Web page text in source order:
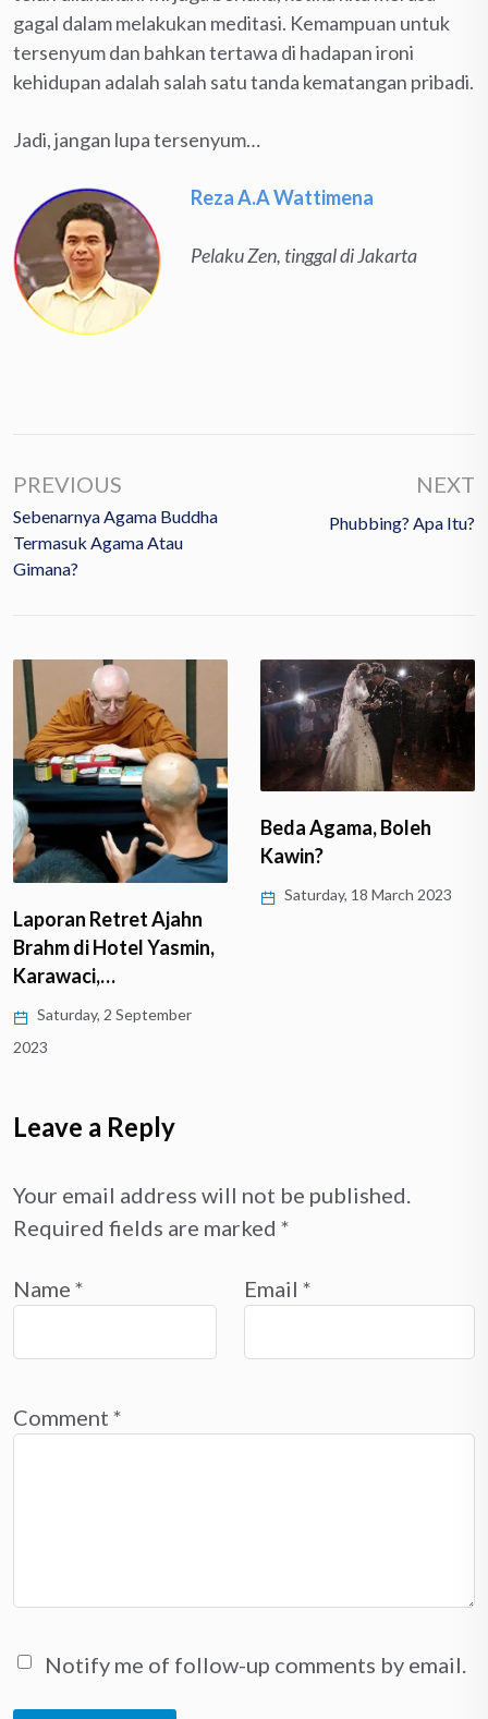
gagal dalam melakukan meditasi. Kemampuan untuk
tersenyum dan bahkan tertawa di hadapan ironi
kehidupan adalah salah satu tanda kematangan pribadi.
Jadi, jangan lupa tersenyum…
Reza A.A Wattimena
Pelaku Zen, tinggal di Jakarta
PREVIOUS
Sebenarnya Agama Buddha
Termasuk Agama Atau
Gimana?
NEXT
Phubbing? Apa Itu?
Laporan Retret Ajahn
Brahm di Hotel Yasmin,
Karawaci,…
Saturday, 2 September
2023
Beda Agama, Boleh
Kawin?
Saturday, 18 March 2023
Leave a Reply
Your email address will not be published.
Required fields are marked *
Name * Email *
Comment *
Notify me of follow-up comments by email.